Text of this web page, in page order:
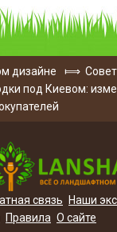
дизайне ⟾
под Киевом:
связь
Наши
Правила О сайте